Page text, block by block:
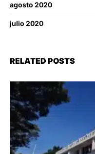
agosto 2020
julio 2020
RELATED POSTS